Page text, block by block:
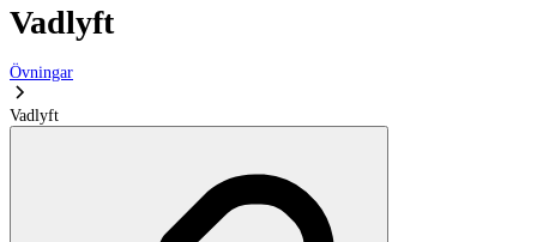
Vadlyft
Övningar
Vadlyft